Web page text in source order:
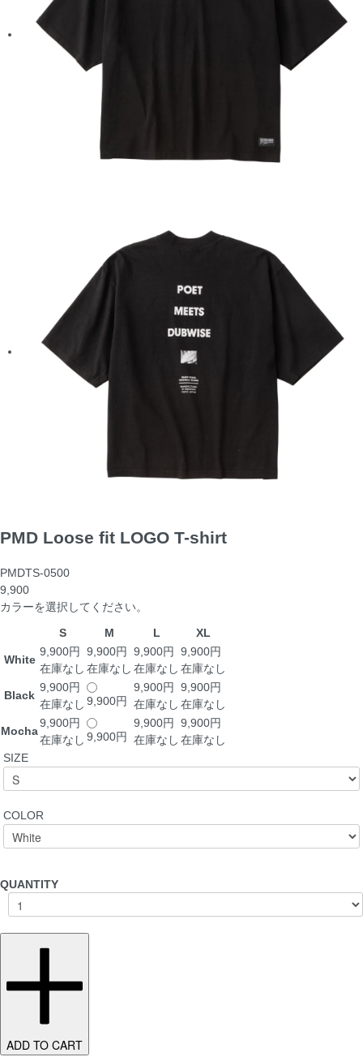
PMD Loose fit LOGO T-shirt
PMDTS-0500
9,900
カラーを選択してください。
S
M L XL
White
9,900円
在庫なし
9,900円
在庫なし
9,900円
在庫なし
9,900円
在庫なし
Black
9,900円
在庫なし 9,900円
9,900円
在庫なし
9,900円
在庫なし
Mocha
9,900円
在庫なし 9,900円
9,900円
在庫なし
9,900円
在庫なし
SIZE
COLOR
QUANTITY
ADD TO CART